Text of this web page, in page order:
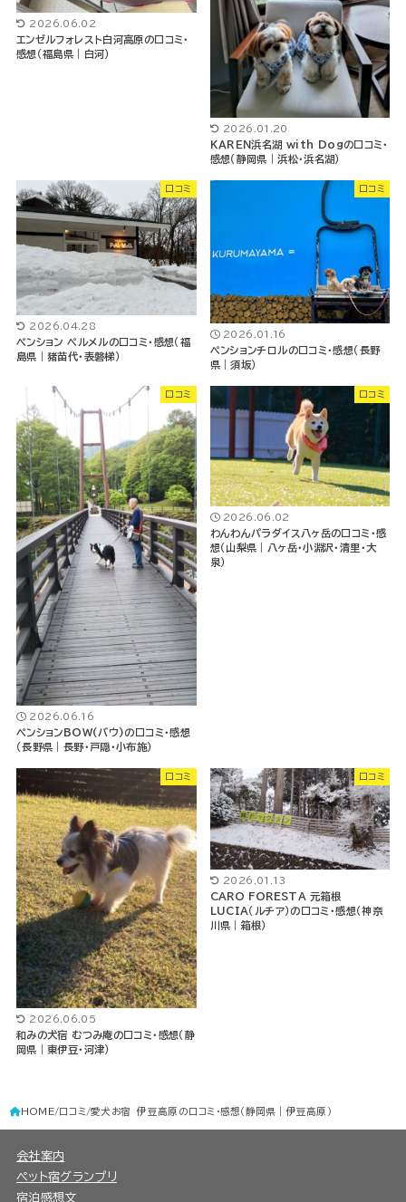
2026.06.02
エンゼルフォレスト白河高原の口コミ・
感想（福島県｜白河）
2026.01.20
ＫＡＲＥＮ浜名湖 with Dogの口コミ・
感想（静岡県｜浜松・浜名湖）
口コミ
2026.04.28
ペンション ペルメルの口コミ・感想（福
島県｜猪苗代・表磐梯）
口コミ
2026.01.16
ペンションチロルの口コミ・感想（長野
県｜須坂）
口コミ
2026.06.16
ペンションBOW(バウ)の口コミ・感想
（長野県｜長野・戸隠・小布施）
口コミ
2026.06.02
わんわんパラダイス八ヶ岳の口コミ・感
想（山梨県｜八ヶ岳・小淵沢・清里・大
泉）
口コミ
2026.06.05
和みの犬宿 むつみ庵の口コミ・感想（静
岡県｜東伊豆・河津）
口コミ
2026.01.13
CARO FORESTA 元箱根
LUCIA（ルチア）の口コミ・感想（神奈
川県｜箱根）
HOME 口コミ 愛犬お宿 伊豆高原の口コミ・感想（静岡県｜伊豆高原）
会社案内
ペット宿グランプリ
宿泊感想文